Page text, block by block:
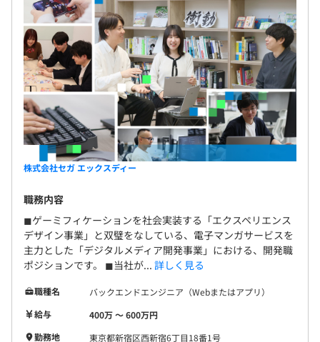
3カ月（条件などの変更はありません）
株式会社セガ エックスディー
職務内容
◼︎ゲーミフィケーションを社会実装する「エクスペリエンス
デザイン事業」と双璧をなしている、電子マンガサービスを
主力とした「デジタルメディア開発事業」における、開発職
ポジションです。 ◼︎当社が... 詳しく見る
職種名
バックエンドエンジニア（Webまたはアプリ）
給与
400万 〜 600万円
勤務地
東京都新宿区西新宿6丁目18番1号